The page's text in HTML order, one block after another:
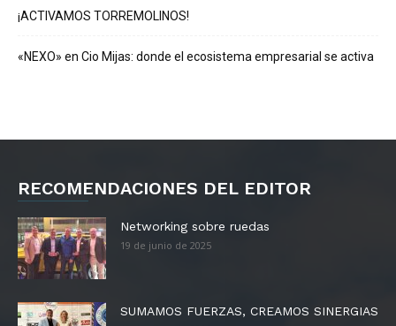
¡ACTIVAMOS TORREMOLINOS!
«NEXO» en Cio Mijas: donde el ecosistema empresarial se activa
RECOMENDACIONES DEL EDITOR
Networking sobre ruedas
19 de junio de 2025
SUMAMOS FUERZAS, CREAMOS SINERGIAS